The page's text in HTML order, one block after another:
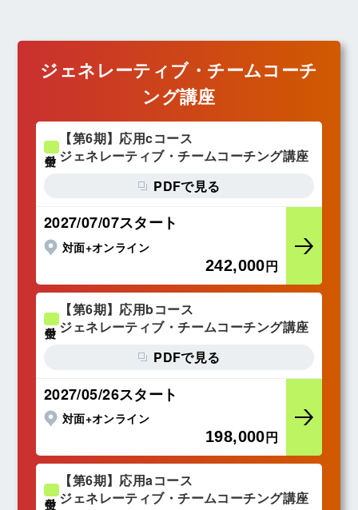
ジェネレーティブ・チームコーチ
ング講座
【第6期】応用cコース
ジェネレーティブ・チームコーチング講座
PDFで見る
2027/07/07スタート
対面+オンライン
242,000円
【第6期】応用bコース
ジェネレーティブ・チームコーチング講座
PDFで見る
2027/05/26スタート
対面+オンライン
198,000円
【第6期】応用aコース
ジェネレーティブ・チームコーチング講座